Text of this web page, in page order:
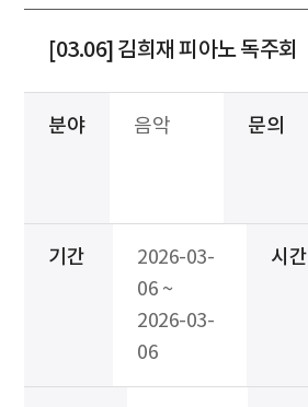
[03.06] 김희재 피아노 독주회
분야 음악 문의
기간
2026-03-
06 ~
2026-03-
06
시간